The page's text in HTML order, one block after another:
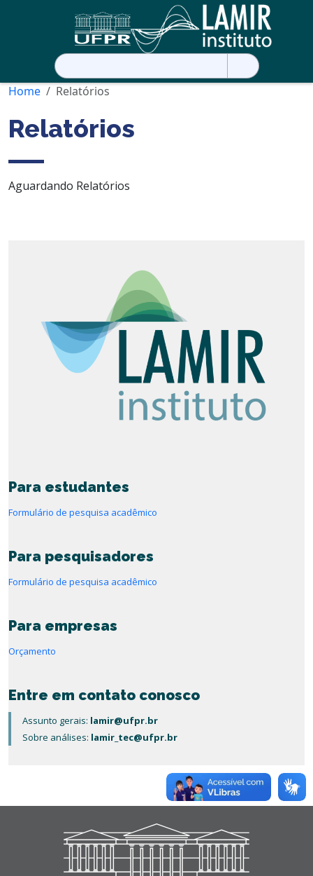
Pesquisar
por:
Home
Relatórios
Relatórios
Aguardando Relatórios
Para estudantes
Formulário de pesquisa acadêmico
Para pesquisadores
Formulário de pesquisa acadêmico
Para empresas
Orçamento
Entre em contato conosco
Assunto gerais: lamir@ufpr.br
Sobre análises: lamir_tec@ufpr.br